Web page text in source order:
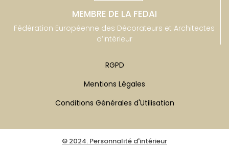
MEMBRE DE LA FEDAI
Fédération Européenne des Décorateurs et Architectes
d’Intérieur
RGPD
Mentions Légales
Conditions Générales d'Utilisation
© 2024. Personnalité d'intérieur